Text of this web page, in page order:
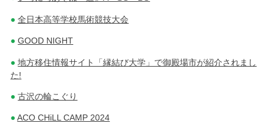
全日本高等学校馬術競技大会
GOOD NIGHT
地方移住情報サイト「縁結び大学」で御殿場市が紹介されまし
た!
古沢の輪こぐり
ACO CHiLL CAMP 2024